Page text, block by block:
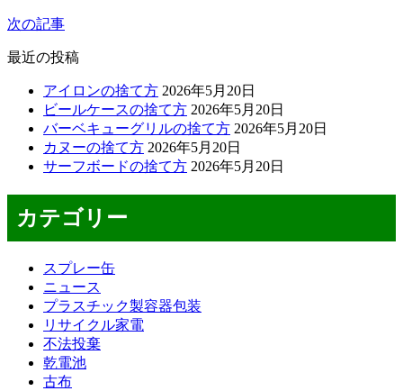
次の記事
最近の投稿
アイロンの捨て方 2026年5月20日
ビールケースの捨て方 2026年5月20日
バーベキューグリルの捨て方 2026年5月20日
カヌーの捨て方 2026年5月20日
サーフボードの捨て方 2026年5月20日
カテゴリー
スプレー缶
ニュース
プラスチック製容器包装
リサイクル家電
不法投棄
乾電池
古布